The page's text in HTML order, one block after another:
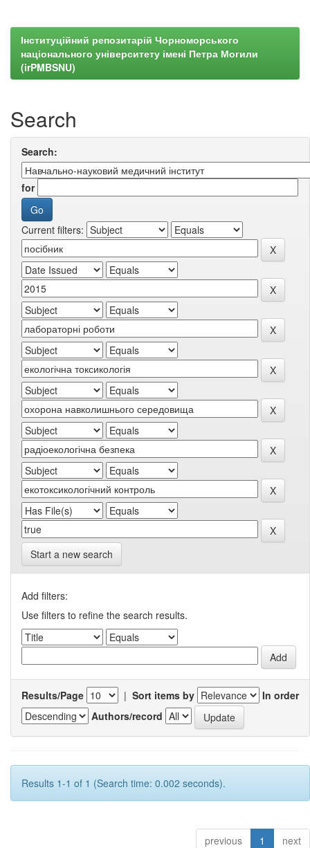
Інституційний репозитарій Чорноморського
національного університету імені Петра Могили
(irPMBSNU)
Search
Search:
for
Current filters:
Start a new search
Add filters:
Use filters to refine the search results.
Results/Page | Sort items by
In order
Authors/record
Results 1-1 of 1 (Search time: 0.002 seconds).
previous 1 next